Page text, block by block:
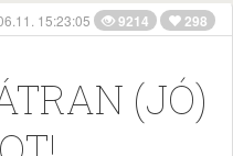
15:23:05 9214 298
(JÓ)